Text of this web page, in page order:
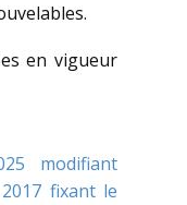
en vigueur
modifiant
fixant le